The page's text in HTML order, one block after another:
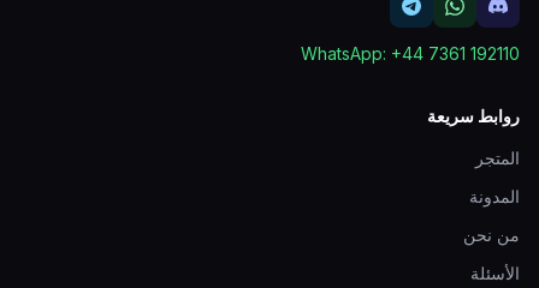
WhatsApp: +44 7361 192110
روابط سريعة
المتجر
المدونة
من نحن
الأسئلة